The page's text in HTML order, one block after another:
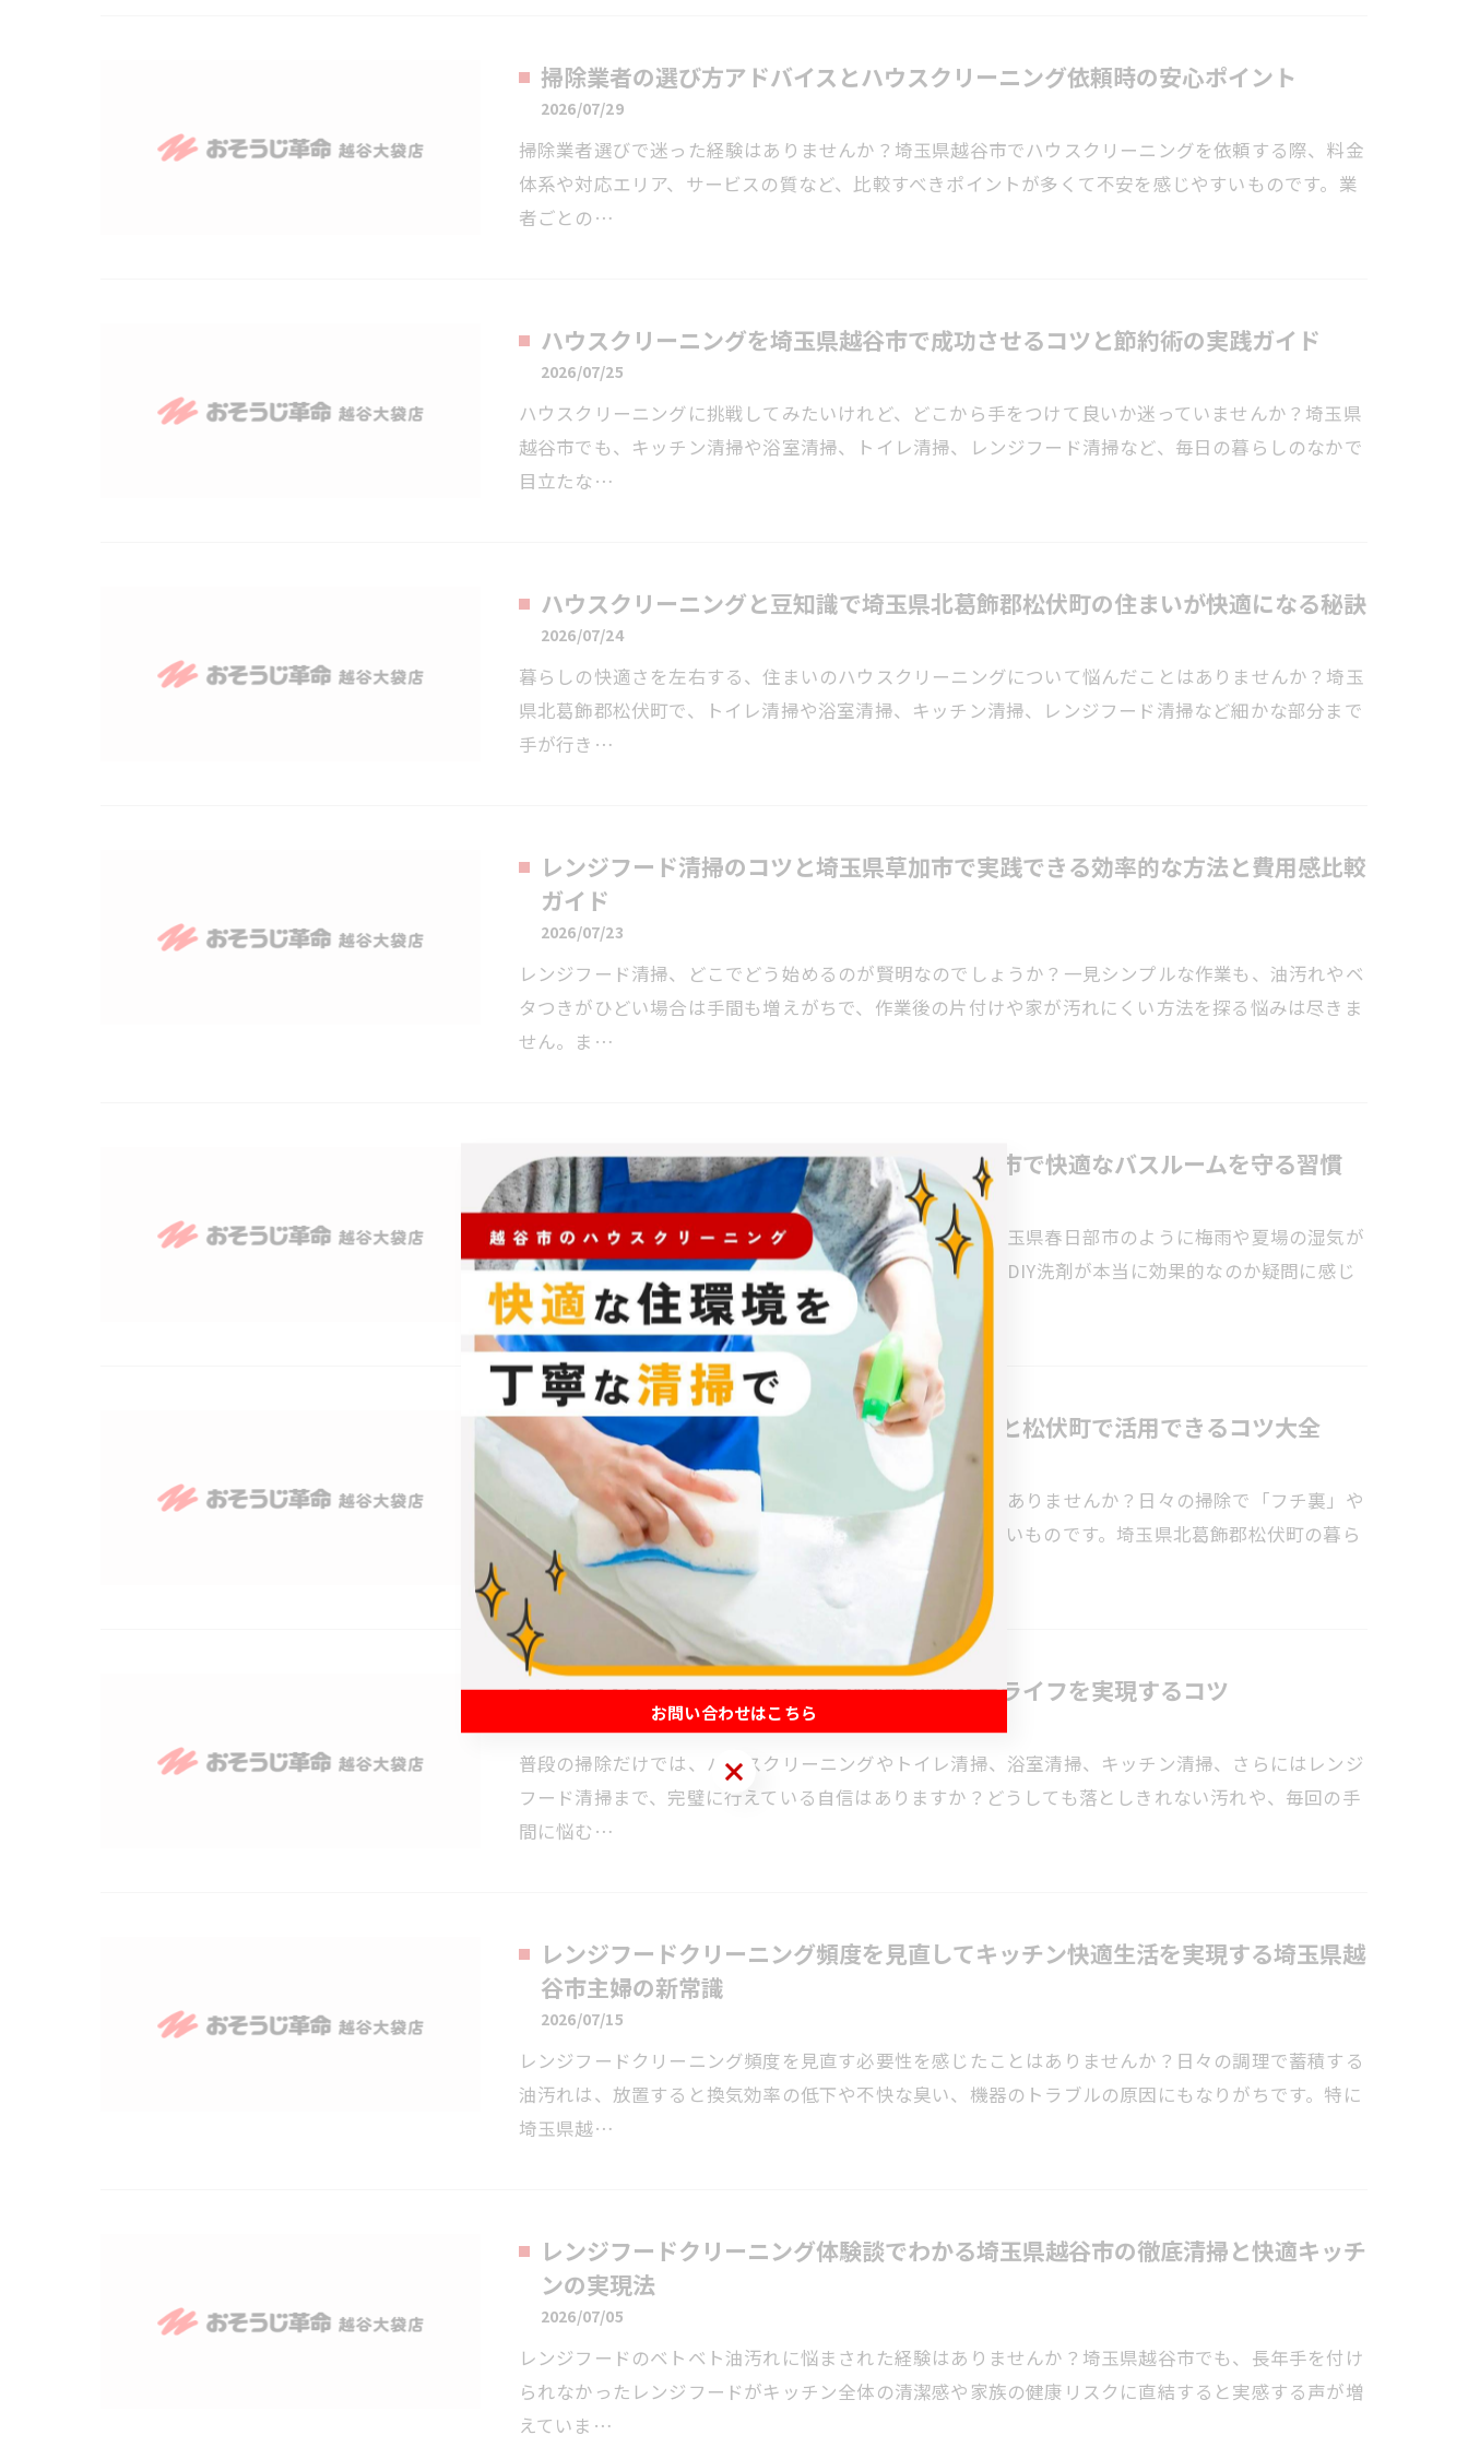
掃除業者の選び方アドバイスとハウスクリーニング依頼時の安心ポイント
2026/07/29
掃除業者選びで迷った経験はありませんか？埼玉県越谷市でハウスクリーニングを依頼する際、料金
体系や対応エリア、サービスの質など、比較すべきポイントが多くて不安を感じやすいものです。業
者ごとの…
ハウスクリーニングを埼玉県越谷市で成功させるコツと節約術の実践ガイド
2026/07/25
ハウスクリーニングに挑戦してみたいけれど、どこから手をつけて良いか迷っていませんか？埼玉県
越谷市でも、キッチン清掃や浴室清掃、トイレ清掃、レンジフード清掃など、毎日の暮らしのなかで
目立たな…
ハウスクリーニングと豆知識で埼玉県北葛飾郡松伏町の住まいが快適になる秘訣
2026/07/24
暮らしの快適さを左右する、住まいのハウスクリーニングについて悩んだことはありませんか？埼玉
県北葛飾郡松伏町で、トイレ清掃や浴室清掃、キッチン清掃、レンジフード清掃など細かな部分まで
手が行き…
レンジフード清掃のコツと埼玉県草加市で実践できる効率的な方法と費用感比較
ガイド
2026/07/23
レンジフード清掃、どこでどう始めるのが賢明なのでしょうか？一見シンプルな作業も、油汚れやベ
タつきがひどい場合は手間も増えがちで、作業後の片付けや家が汚れにくい方法を探る悩みは尽きま
せん。ま…
浴室清掃とカビ対策を徹底解説埼玉県春日部市で快適なバスルームを守る習慣
2026/07/22
浴室清掃やカビ対策に悩んだことはありませんか？特に埼玉県春日部市のように梅雨や夏場の湿気が
多い地域では、浴室に黒カビが発生しやすく、市販洗剤やDIY洗剤が本当に効果的なのか疑問に感じ
る場面も少…
トイレ清掃の裏技を活かした自宅の衛生管理と松伏町で活用できるコツ大全
2026/07/21
トイレ清掃、なかなか落ちない黒ずみや尿石にお困りではありませんか？日々の掃除で「フチ裏」や
「排水口奥」など、見えにくい汚れへの対処は意外と難しいものです。埼玉県北葛飾郡松伏町の暮ら
しをより…
ハウスクリーニングや豆知識で快適な越谷市ライフを実現するコツ
普段の掃除だけでは、ハウスクリーニングやトイレ清掃、浴室清掃、キッチン清掃、さらにはレンジ
フード清掃まで、完璧に行えている自信はありますか？どうしても落としきれない汚れや、毎回の手
間に悩む…
レンジフードクリーニング頻度を見直してキッチン快適生活を実現する埼玉県越
谷市主婦の新常識
2026/07/15
レンジフードクリーニング頻度を見直す必要性を感じたことはありませんか？日々の調理で蓄積する
油汚れは、放置すると換気効率の低下や不快な臭い、機器のトラブルの原因にもなりがちです。特に
埼玉県越…
レンジフードクリーニング体験談でわかる埼玉県越谷市の徹底清掃と快適キッチ
ンの実現法
2026/07/05
レンジフードのベトベト油汚れに悩まされた経験はありませんか？埼玉県越谷市でも、長年手を付け
られなかったレンジフードがキッチン全体の清潔感や家族の健康リスクに直結すると実感する声が増
えていま…
お問い合わせはこちら
お問い合わせはこちら